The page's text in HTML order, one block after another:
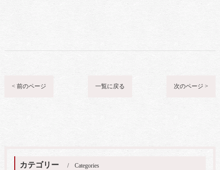
< 前のページ 一覧に戻る 次のページ >
カテゴリー Categories